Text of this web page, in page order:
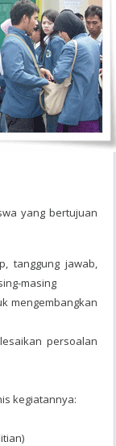
yang bertujuan
tanggung jawab,
masing
mengembangkan
persoalan
kegiatannya: